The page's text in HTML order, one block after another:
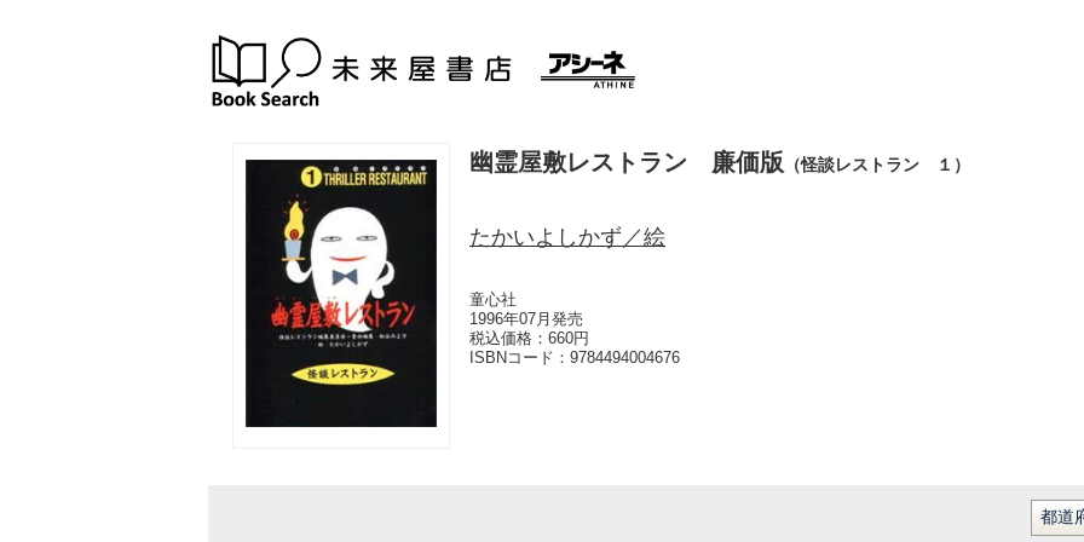
幽霊屋敷レストラン 廉価版 （怪談レストラン １）
たかいよしかず／絵
童心社
1996年07月発売
税込価格：660円
ISBNコード： 9784494004676